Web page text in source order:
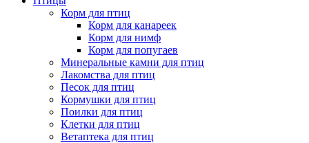
Корм для птиц
Корм для канареек
Корм для нимф
Корм для попугаев
Минеральные камни для птиц
Лакомства для птиц
Песок для птиц
Кормушки для птиц
Поилки для птиц
Клетки для птиц
Ветаптека для птиц